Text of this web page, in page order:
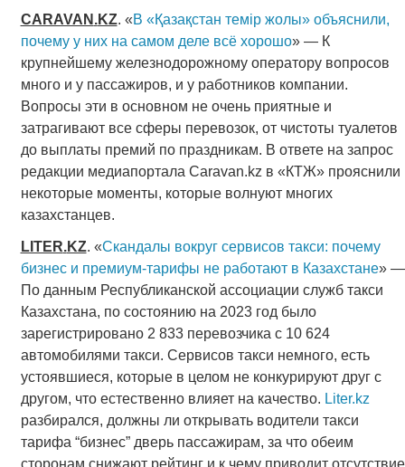
CARAVAN .KZ. «В «Қазақстан темір жолы» объяснили,
почему у них на самом деле всё хорошо» — К
крупнейшему железнодорожному оператору вопросов
много и у пассажиров, и у работников компании.
Вопросы эти в основном не очень приятные и
затрагивают все сферы перевозок, от чистоты туалетов
до выплаты премий по праздникам. В ответе на запрос
редакции медиапортала Сaravan.kz в «КТЖ» прояснили
некоторые моменты, которые волнуют многих
казахстанцев.
LITER.KZ. «Скандалы вокруг сервисов такси: почему
бизнес и премиум-тарифы не работают в Казахстане» —
По данным Республиканской ассоциации служб такси
Казахстана, по состоянию на 2023 год было
зарегистрировано 2 833 перевозчика с 10 624
автомобилями такси. Сервисов такси немного, есть
устоявшиеся, которые в целом не конкурируют друг с
другом, что естественно влияет на качество. Liter.kz
разбирался, должны ли открывать водители такси
тарифа “бизнес” дверь пассажирам, за что обеим